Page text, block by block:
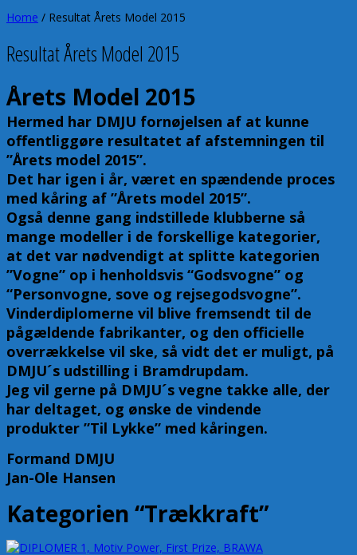
Home / Resultat Årets Model 2015
Resultat Årets Model 2015
Årets Model 2015
Hermed har DMJU fornøjelsen af at kunne
offentliggøre resultatet af afstemningen til
”Årets model 2015”.
Det har igen i år, været en spændende proces
med kåring af ”Årets model 2015”.
Også denne gang indstillede klubberne så
mange modeller i de forskellige kategorier,
at det var nødvendigt at splitte kategorien
”Vogne” op i henholdsvis “Godsvogne” og
“Personvogne, sove og rejsegodsvogne”.
Vinderdiplomerne vil blive fremsendt til de
pågældende fabrikanter, og den officielle
overrækkelse vil ske, så vidt det er muligt, på
DMJU´s udstilling i Bramdrupdam.
Jeg vil gerne på DMJU´s vegne takke alle, der
har deltaget, og ønske de vindende
produkter ”Til Lykke” med kåringen.
Formand DMJU
Jan-Ole Hansen
Kategorien “Trækkraft”